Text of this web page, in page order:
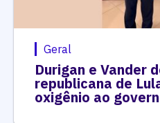
Geral
Durigan e Vander
republicana de
oxigênio ao